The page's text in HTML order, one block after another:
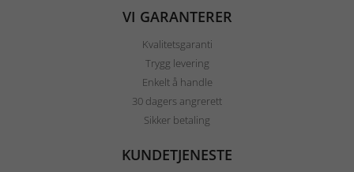
VI GARANTERER
Kvalitetsgaranti
Trygg levering
Enkelt å handle
30 dagers angrerett
Sikker betaling
KUNDETJENESTE